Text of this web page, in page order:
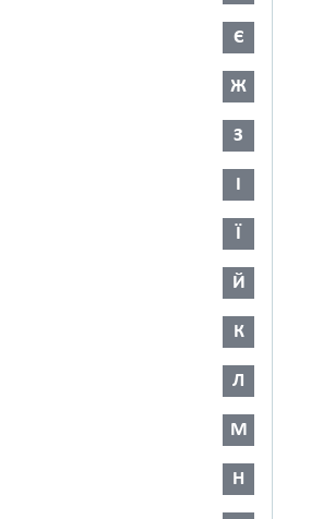
Є
Ж
З
І
Ї
Й
К
Л
М
Н